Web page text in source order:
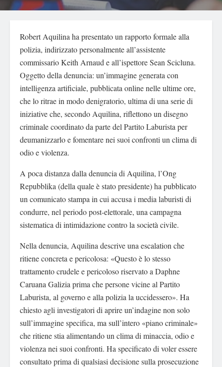
Robert Aquilina ha presentato un rapporto formale alla
polizia, indirizzato personalmente all’assistente
commissario Keith Arnaud e all’ispettore Sean Scicluna.
Oggetto della denuncia: un’immagine generata con
intelligenza artificiale, pubblicata online nelle ultime ore,
che lo ritrae in modo denigratorio, ultima di una serie di
iniziative che, secondo Aquilina, riflettono un disegno
criminale coordinato da parte del Partito Laburista per
deumanizzarlo e fomentare nei suoi confronti un clima di
odio e violenza.
A poca distanza dalla denuncia di Aquilina, l’Ong
Repubblika (della quale è stato presidente) ha pubblicato
un comunicato stampa in cui accusa i media laburisti di
condurre, nel periodo post-elettorale, una campagna
sistematica di intimidazione contro la società civile.
Nella denuncia, Aquilina descrive una escalation che
ritiene concreta e pericolosa: «Questo è lo stesso
trattamento crudele e pericoloso riservato a Daphne
Caruana Galizia prima che persone vicine al Partito
Laburista, al governo e alla polizia la uccidessero». Ha
chiesto agli investigatori di aprire un’indagine non solo
sull’immagine specifica, ma sull’intero «piano criminale»
che ritiene stia alimentando un clima di minaccia, odio e
violenza nei suoi confronti. Ha specificato di voler essere
consultato prima di qualsiasi decisione sulla prosecuzione